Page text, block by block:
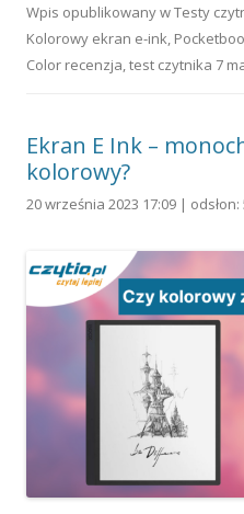
Wpis opublikowany wTesty
Kolorowy ekran e-ink,
Color recenzja,test czytnika 7
Ekran E Ink –
kolorowy?
20 września 2023 17:09 | odsłon: